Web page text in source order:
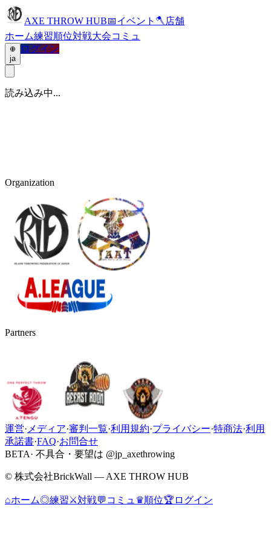
AXE THROW HUB📅イベント 🪓 店舗
ホーム練習順位対戦大会コミュ
ja
ログイン
読み込み中...
Organization
Partners
運営· メディア·審判一覧·利用規約·プライバシー·特商法·利用
承諾書·FAQ·お問合せ
BETA· 不具合・要望は @jp_axethrowing
© 株式会社BrickWall — AXE THROW HUB
⌂ホーム◎練習⚔対戦💬 コミュ ♛順位🏆 ログイン